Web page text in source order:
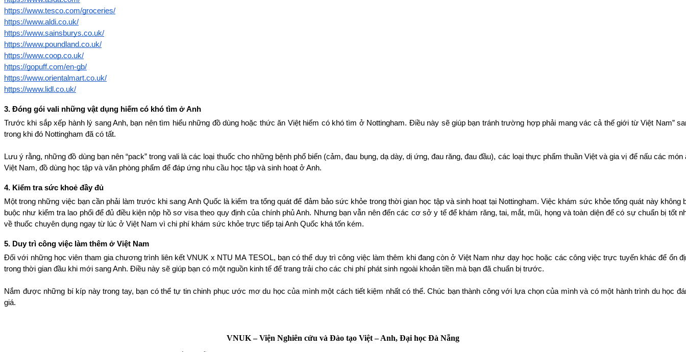
https://www.tesco.com/groceries/
https://www.aldi.co.uk/
https://www.sainsburys.co.uk/
https://www.poundland.co.uk/
https://www.coop.co.uk/
https://gopuff.com/en-gb/
https://www.orientalmart.co.uk/
https://www.lidl.co.uk/
3️. Đóng gói vali những vật dụng hiếm có khó tìm ở Anh
Trước khi sắp xếp hành lý sang Anh, bạn nên tìm hiểu những đồ dùng hoặc thức ăn Việt hiếm có khó tìm ở Nottingham. Điều này sẽ giúp bạn tránh trường hợp phải mang vác cả thế giới từ Việt Nam”
trong khi đó Nottingham đã có tất.
Lưu ý rằng, những đồ dùng bạn nên “pack” trong vali là các loại thuốc cho những bệnh phổ biến (cảm, đau bụng, dạ dày, dị ứng, đau răng, đau đầu), các loại thực phẩm thuần Việt và gia vị để nấu các món
Việt Nam, đồ dùng học tập và văn phòng phẩm để đáp ứng nhu cầu học tập và sinh hoạt ở Anh.
4️. Kiểm tra sức khoẻ đầy đủ
Một trong những việc bạn cần phải làm trước khi sang Anh Quốc là kiểm tra tổng quát để đảm bảo sức khỏe trong thời gian học tập và sinh hoạt tại Nottingham. Việc khám sức khỏe tổng quát này không
buộc như kiểm tra lao phổi để đủ điều kiện nộp hồ sơ visa theo quy định của chính phủ Anh. Nhưng bạn vẫn nên đến các cơ sở y tế để khám răng, tai, mắt, mũi, họng và toàn diện để có sự chuẩn bị tốt
về thuốc chuyên dụng ngay từ lúc ở Việt Nam vì chi phí khám sức khỏe trực tiếp tại Anh Quốc khá tốn kém.
5️. Duy trì công việc làm thêm ở Việt Nam
Đối với những học viên tham gia chương trình liên kết VNUK x NTU MA TESOL, bạn có thể duy trì công việc làm thêm khi đang còn ở Việt Nam như dạy học hoặc các công việc trực tuyến khác để ổn
trong thời gian đầu khi mới sang Anh. Điều này sẽ giúp bạn có một nguồn kinh tế để trang trải cho các chi phí phát sinh ngoài khoản tiền mà bạn đã chuẩn bị trước.
Nắm được những bí kíp này trong tay, bạn có thể tự tin chinh phục ước mơ du học của mình một cách tiết kiệm nhất có thể. Chúc bạn thành công với lựa chọn của mình và có một hành trình du học
giá.
VNUK – Viện Nghiên cứu và Đào tạo Việt – Anh, Đại học Đà Nẵng